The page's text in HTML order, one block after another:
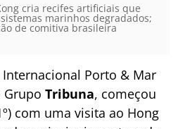
cria recifes artificiais que
marinhos degradados;
de comitiva brasileira
Porto & Mar
Grupo Tribuna, começou
com uma visita ao Hong